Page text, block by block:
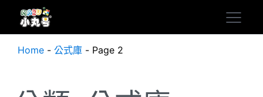
Home - 公式庫 - Page 2